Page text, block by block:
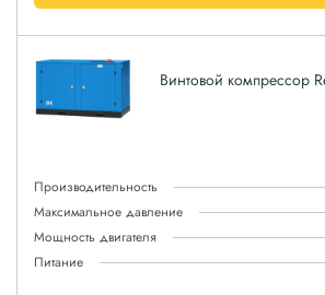
Винтовой компрессор
Производительность
Максимальное давление
Мощность двигателя
Питание